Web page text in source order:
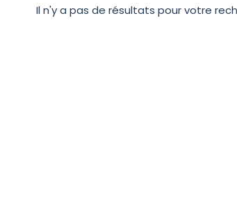
Il n'y a pas de résultats pour votre